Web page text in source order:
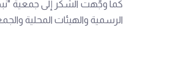
كما وجّهت الشكر إلى جمعية
الرسمية والهيئات المحلية